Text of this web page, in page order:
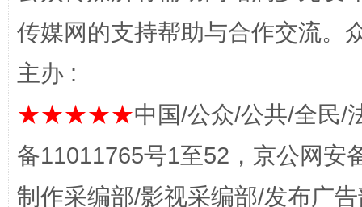
东山县通报“牛蛙产品抗生素超标问题” 法
传媒网的支持帮助与合作交流。
主办 :
★★★★★中国/公众/公共/全民/
备11011765号1至52，京公网安
制作采编部/影视采编部/发布广